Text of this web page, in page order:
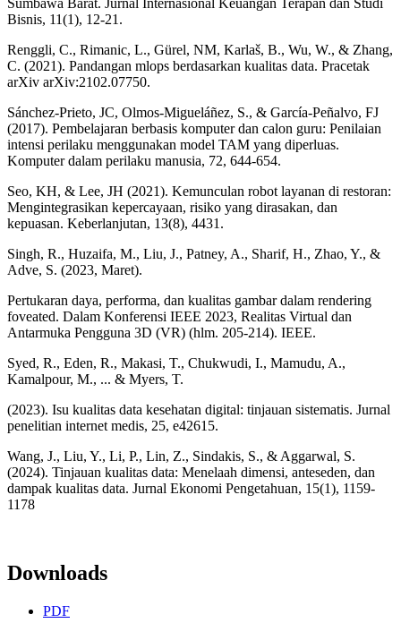
Sumbawa Barat. Jurnal Internasional Keuangan Terapan dan Studi
Bisnis, 11(1), 12-21.
Renggli, C., Rimanic, L., Gürel, NM, Karlaš, B., Wu, W., & Zhang,
C. (2021). Pandangan mlops berdasarkan kualitas data. Pracetak
arXiv arXiv:2102.07750.
Sánchez-Prieto, JC, Olmos-Migueláñez, S., & García-Peñalvo, FJ
(2017). Pembelajaran berbasis komputer dan calon guru: Penilaian
intensi perilaku menggunakan model TAM yang diperluas.
Komputer dalam perilaku manusia, 72, 644-654.
Seo, KH, & Lee, JH (2021). Kemunculan robot layanan di restoran:
Mengintegrasikan kepercayaan, risiko yang dirasakan, dan
kepuasan. Keberlanjutan, 13(8), 4431.
Singh, R., Huzaifa, M., Liu, J., Patney, A., Sharif, H., Zhao, Y., &
Adve, S. (2023, Maret).
Pertukaran daya, performa, dan kualitas gambar dalam rendering
foveated. Dalam Konferensi IEEE 2023, Realitas Virtual dan
Antarmuka Pengguna 3D (VR) (hlm. 205-214). IEEE.
Syed, R., Eden, R., Makasi, T., Chukwudi, I., Mamudu, A.,
Kamalpour, M., ... & Myers, T.
(2023). Isu kualitas data kesehatan digital: tinjauan sistematis. Jurnal
penelitian internet medis, 25, e42615.
Wang, J., Liu, Y., Li, P., Lin, Z., Sindakis, S., & Aggarwal, S.
(2024). Tinjauan kualitas data: Menelaah dimensi, anteseden, dan
dampak kualitas data. Jurnal Ekonomi Pengetahuan, 15(1), 1159-
1178
Downloads
PDF